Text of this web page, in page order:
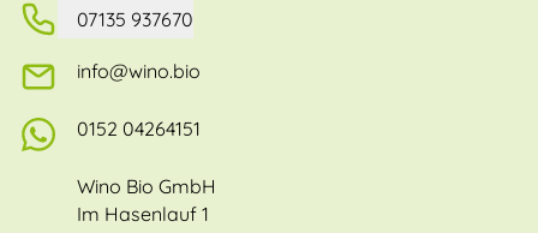
07135 937670
info@wino.bio
0152 04264151
Wino Bio GmbH
Im Hasenlauf 1